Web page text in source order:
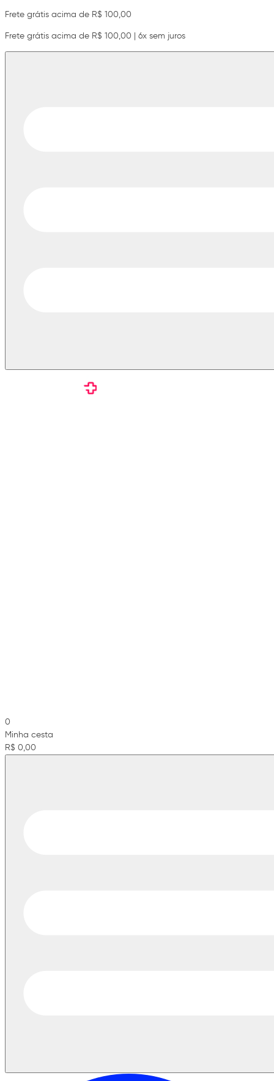
Frete grátis acima de R$ 100,00
Frete grátis acima de R$ 100,00 | 6x sem juros
0
Minha cesta
R$ 0,00